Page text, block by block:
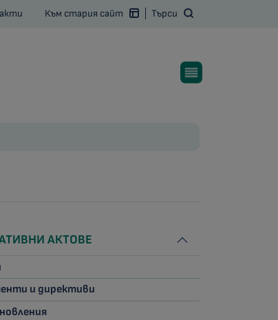
Към стария сайт Търси
АКТОВЕ
и директиви